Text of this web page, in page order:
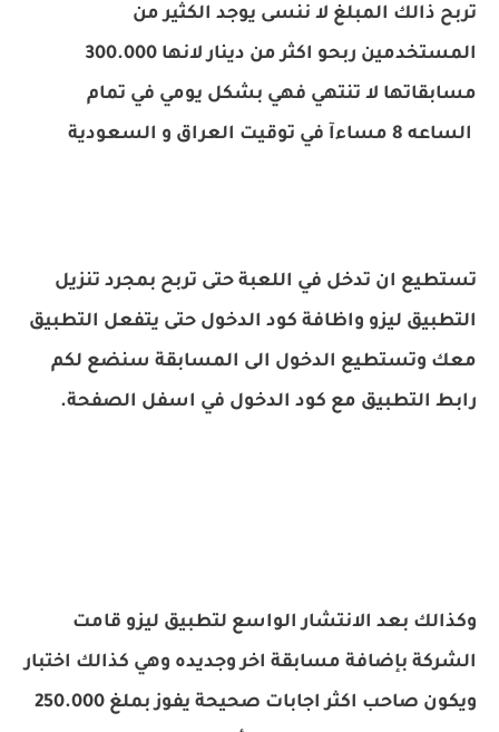
تربح ذالك المبلغ لا ننسى يوجد الكثير من
المستخدمين ربحو اكثر من 300‪.000‪ دينار لانها
مسابقاتها لا تنتهي فهي بشكل يومي في تمام
تستطيع ان تدخل في اللعبة حتى تربح بمجرد تنزيل
التطبيق ليزو واظافة كود الدخول حتى يتفعل التطبيق
معك وتستطيع الدخول الى المسابقة سنضع لكم
رابط التطبيق مع كود الدخول في اسفل الصفحة.
وكذالك بعد الانتشار الواسع لتطبيق ليزو قامت
الشركة بإضافة مسابقة اخر وجديده وهي كذالك اختبار
ويكون صاحب اكثر اجابات صحيحة يفوز بملغ 250‪.000‪